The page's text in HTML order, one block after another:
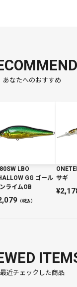
あなたへのおすすめ
LBO
GG ゴール
ライムOB
（税込）
サギ
最近チェックした商品